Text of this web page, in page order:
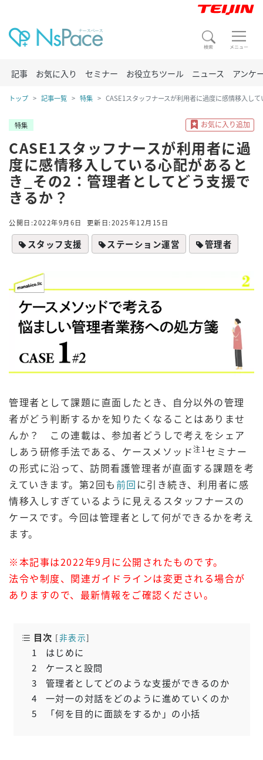
記事 お気に入り セミナー お役立ちツール ニュース アンケ
トップ 記事一覧 特集 CASE1スタッフナースが利用者に過度に感情移入し
特集
CASE1スタッフナースが利用者に過
度に感情移入している心配があると
き_その2：管理者としてどう支援で
きるか？
公開日:2022年9月6日 更新日:2025年12月15日
スタッフ支援 ステーション運営 管理者
管理者として課題に直面したとき、自分以外の管理
者がどう判断するかを知りたくなることはありませ
んか？ この連載は、参加者どうしで考えをシェア
しあう研修手法である、ケースメソッド注1セミナー
の形式に沿って、訪問看護管理者が直面する課題を考
えていきます。第2回も前回 に引き続き、利用者に感
情移入しすぎているように見えるスタッフナースの
ケースです。今回は管理者として何ができるかを考え
ます。
※本記事は2022年9月に公開されたものです。
法令や制度、関連ガイドラインは変更される場合が
ありますので、最新情報をご確認ください。
目次 [非表示]
1
はじめに
2
ケースと設問
3
管理者としてどのような支援ができるのか
4
一対一の対話をどのように進めていくのか
5
「何を目的に面談をするか」の小括